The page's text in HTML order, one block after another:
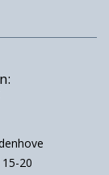
de staat,
leven
belang om
ouderen
20